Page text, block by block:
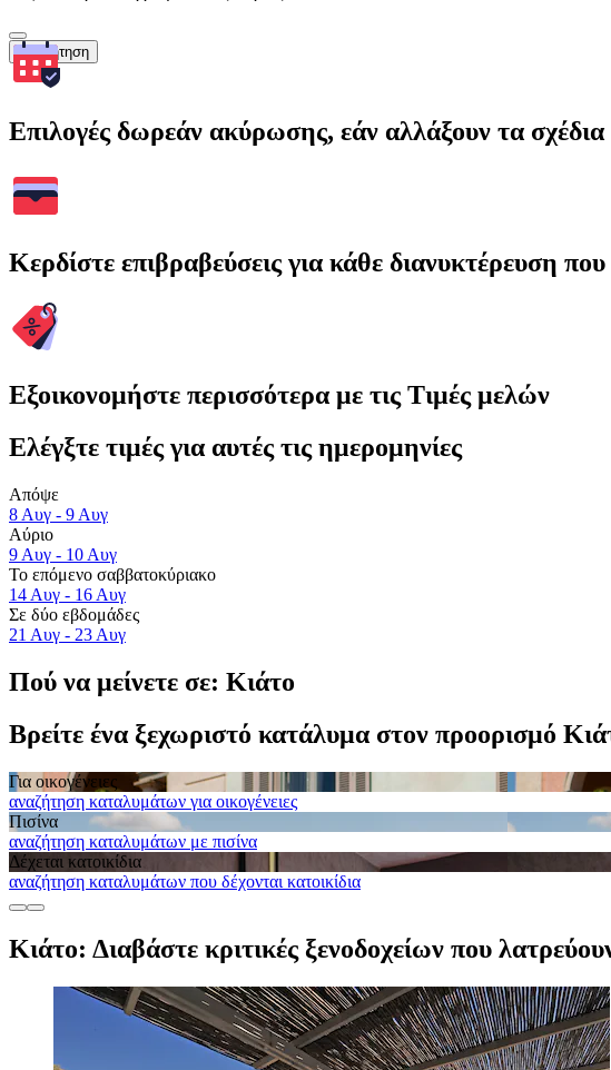
Αναζήτηση
Επιλογές δωρεάν ακύρωσης, εάν αλλάξουν τα σχέδια
Κερδίστε επιβραβεύσεις για κάθε διανυκτέρευση
Εξοικονομήστε περισσότερα με τις Τιμές μελών
Ελέγξτε τιμές για αυτές τις ημερομηνίες
Απόψε
8 Αυγ - 9 Αυγ
Αύριο
9 Αυγ - 10 Αυγ
Το επόμενο σαββατοκύριακο
14 Αυγ - 16 Αυγ
Σε δύο εβδομάδες
21 Αυγ - 23 Αυγ
Πού να μείνετε σε: Κιάτο
Βρείτε ένα ξεχωριστό κατάλυμα στον προορισμό
Για οικογένειες
αναζήτηση καταλυμάτων για οικογένειες
Πισίνα
αναζήτηση καταλυμάτων με πισίνα
Δέχεται κατοικίδια
αναζήτηση καταλυμάτων που δέχονται κατοικίδια
Κιάτο: Διαβάστε κριτικές ξενοδοχείων που